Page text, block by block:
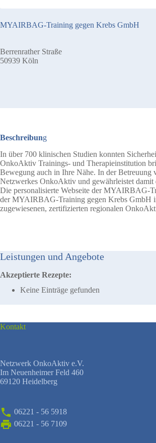
MYAIRBAG-Training gegen Krebs GmbH
Berrenrather Straße
50939 Köln
Beschreibung
In über 700 klinischen Studien konnten
OnkoAktiv Trainings- und Therapieinstitution
Bewegung auch in Ihre Nähe. In der
Netzwerkes OnkoAktiv und gewährleistet damit
Die personalisierte Webseite der MYAIRBAG-
der MYAIRBAG-Training gegen Krebs GmbH
zugewiesenen, zertifizierten regionalen
Leistungen und Angebote
Akzeptierte Rezepte:
Keine Einträge gefunden
Kontakt
Netzwerk OnkoAktiv e.V.
Im Neuenheimer Feld 460
69120 Heidelberg
06221 - 56 5918
06221 - 56 7109